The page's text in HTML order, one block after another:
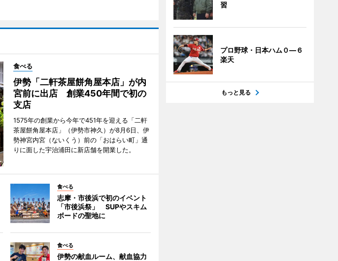
食べる
伊勢「二軒茶屋餅角屋本店」が内
宮前に出店 創業450年間で初の
支店
1575年の創業から今年で451年を迎える「二軒
茶屋餅角屋本店」（伊勢市神久）が8月6日、伊
勢神宮内宮（ないくう）前の「おはらい町」通
りに面した宇治浦田に新店舗を開業した。
食べる
志摩・市後浜で初のイベント
「市後浜祭」 SUPやスキム
ボードの聖地に
食べる
伊勢の献血ルーム、献血協力
習
プロ野球・日本ハム０―６
楽天
もっと見る